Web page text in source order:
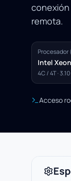
conexión
remota.
Procesador
Intel
4C / 4T ·
Acceso